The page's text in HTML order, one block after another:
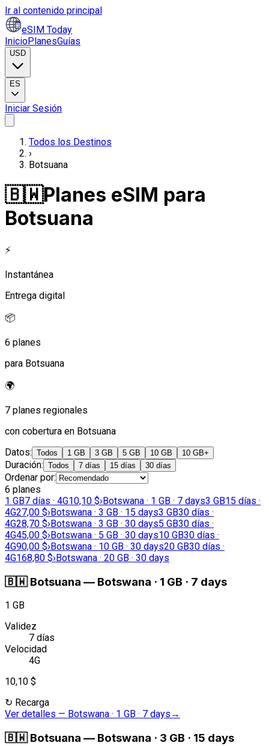
Ir al contenido principal
eSIM Today
InicioPlanesGuías
USD
ES
Iniciar Sesión
Todos los Destinos
›
Botsuana
🇧🇼Planes eSIM para
Botsuana
⚡
Instantánea
Entrega digital
📦
6 planes
para Botsuana
🌍
7 planes regionales
con cobertura en Botsuana
Datos: Todos 1 GB 3 GB 5 GB 10 GB 10 GB+
Duración: Todos 7 días 15 días 30 días
Ordenar por:
6 planes
1 GB7 días · 4G10,10 $›Botswana · 1 GB · 7 days3 GB15 días ·
4G27,00 $›Botswana · 3 GB · 15 days3 GB30 días ·
4G28,70 $›Botswana · 3 GB · 30 days5 GB30 días ·
4G45,00 $›Botswana · 5 GB · 30 days10 GB30 días ·
4G90,00 $›Botswana · 10 GB · 30 days20 GB30 días ·
4G168,80 $›Botswana · 20 GB · 30 days
🇧🇼 Botsuana — Botswana · 1 GB · 7 days
1 GB
Validez
7 días
Velocidad
4G
10,10 $
↻ Recarga
Ver detalles — Botswana · 1 GB · 7 days →
🇧🇼 Botsuana — Botswana · 3 GB · 15 days